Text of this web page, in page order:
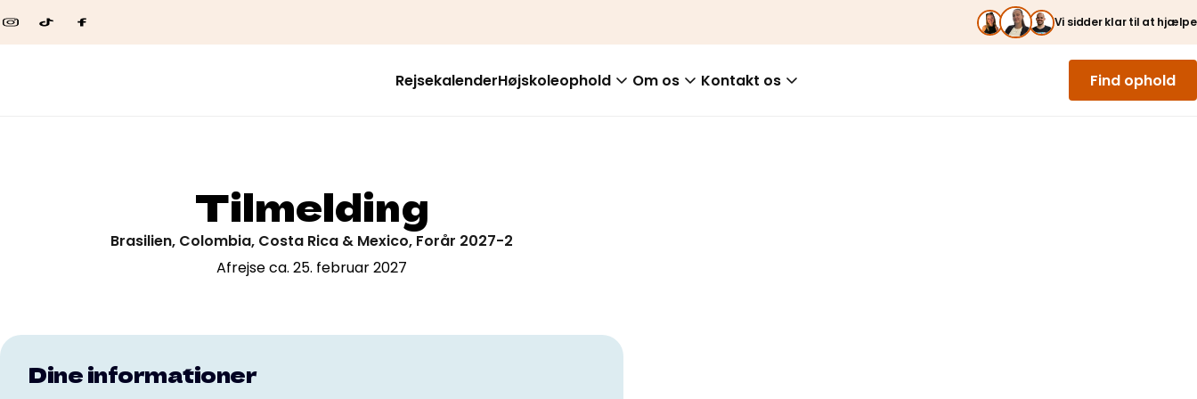
Vi sidder klar til at hjælpe
RejsekalenderHøjskoleophold Om os Kontakt os Find ophold
Tilmelding
Brasilien, Colombia, Costa Rica & Mexico, Forår 2027-2
Afrejse ca. 25. februar 2027
Dine informationer